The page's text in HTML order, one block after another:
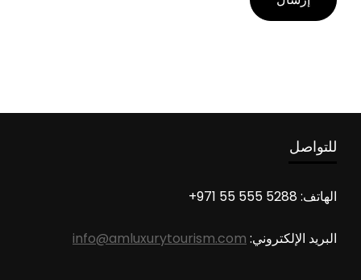
للتواصل
الهاتف: 5288 555 55 971+
البريد الإلكتروني: info@amluxurytourism.com